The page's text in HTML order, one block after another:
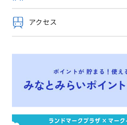
アクセス
トップページ